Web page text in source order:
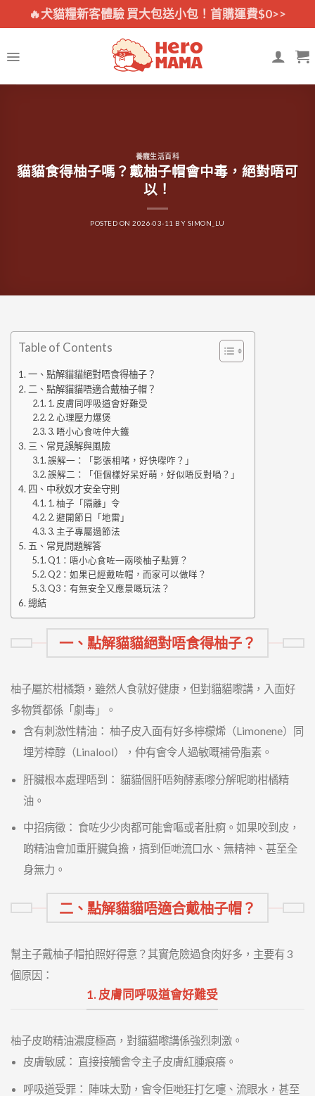
🔥犬貓糧新客體驗 買大包送小包！首購運費$0>>
養寵生活百科
貓貓食得柚子嗎？戴柚子帽會中毒，絕對唔可
以！
POSTED ON2026-03-11 BY SIMON_LU
Table of Contents
一、點解貓貓絕對唔食得柚子？
二、點解貓貓唔適合戴柚子帽？
1. 皮膚同呼吸道會好難受
2. 心理壓力爆煲
3. 唔小心食咗仲大鑊
三、常見誤解與風險
誤解一：「影張相啫，好快㗎咋？」
誤解二：「佢個樣好呆好萌，好似唔反對喎？」
四、中秋奴才安全守則
1. 柚子「隔離」令
2. 避開節日「地雷」
3. 主子專屬過節法
五、常見問題解答
Q1：唔小心食咗一兩啖柚子點算？
Q2：如果已經戴咗帽，而家可以做咩？
Q3：有無安全又應景嘅玩法？
總結
一、點解貓貓絕對唔食得柚子？
柚子屬於柑橘類，雖然人食就好健康，但對貓貓嚟講，入面好
多物質都係「劇毒」。
含有刺激性精油： 柚子皮入面有好多檸檬烯（Limonene）同
埋芳樟醇（Linalool），仲有會令人過敏嘅補骨脂素。
肝臟根本處理唔到： 貓貓個肝唔夠酵素嚟分解呢啲柑橘精
油。
中招病徵： 食咗少少肉都可能會嘔或者肚痾。如果咬到皮，
啲精油會加重肝臟負擔，搞到佢哋流口水、無精神、甚至全
身無力。
二、點解貓貓唔適合戴柚子帽？
幫主子戴柚子帽拍照好得意？其實危險過食肉好多，主要有 3
個原因：
1. 皮膚同呼吸道會好難受
柚子皮啲精油濃度極高，對貓貓嚟講係強烈刺激。
皮膚敏感： 直接接觸會令主子皮膚紅腫痕癢。
呼吸道受罪： 陣味太勁，會令佢哋狂打乞嚏、流眼水，甚至